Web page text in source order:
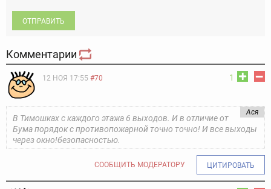
ОТПРАВИТЬ
Комментарии
1
12 НОЯ 17:55 #70
Ася
В Тимошках с каждого этажа 6 выходов. И в отличие от
Бума порядок с противопожарной точно точно! И все выходы
через окно!безопасностью.
СООБЩИТЬ МОДЕРАТОРУ ЦИТИРОВАТЬ